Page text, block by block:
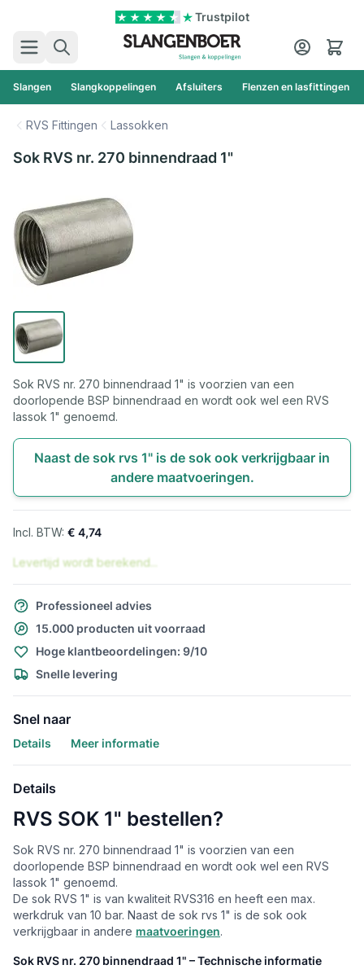
Trustpilot
Zoek
Cart
Slangen Slangkoppelingen Afsluiters Flenzen en lasfittingen
RVS Fittingen Lassokken
Sok RVS nr. 270 binnendraad 1"
Sok RVS nr. 270 binnendraad 1" is voorzien van een
doorlopende BSP binnendraad en wordt ook wel een RVS
lassok 1" genoemd.
Naast de sok rvs 1" is de sok ook verkrijgbaar in
andere maatvoeringen.
€ 4,74
Levertijd wordt berekend...
Professioneel advies
15.000 producten uit voorraad
Hoge klantbeoordelingen: 9/10
Snelle levering
Snel naar
Details Meer informatie
Details
RVS SOK 1" bestellen?
Sok RVS nr. 270 binnendraad 1" is voorzien van een
doorlopende BSP binnendraad en wordt ook wel een RVS
lassok 1" genoemd.
De sok RVS 1" is van kwaliteit RVS316 en heeft een max.
werkdruk van 10 bar. Naast de sok rvs 1" is de sok ook
verkrijgbaar in andere maatvoeringen.
Sok RVS nr. 270 binnendraad 1" – Technische informatie